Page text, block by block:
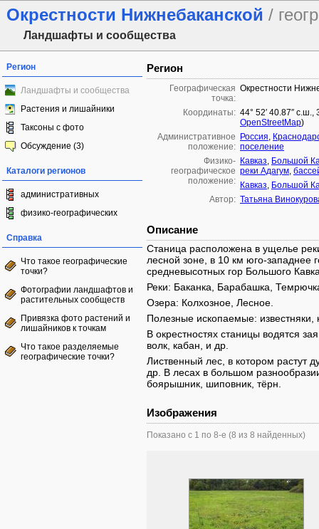
Окрестности Нижнебаканской /
Ландшафты и сообщества
Регион
Ландшафты и сообщества
Растения и лишайники
Таксоны с фото
Обсуждение (3)
Каталоги регионов
административных
физико-географических
Справка
Что такое географические
точки?
Фотографии ландшафтов и
растительных сообществ
Привязка фото растений и
лишайников к точкам
Что такое разделяемые
географические точки?
Регион
Географическая
точка:
Окрестности
Координаты: 44° 52′ 40.87″ с.ш.,
OpenStreetMap)
Административное
положение:
Россия,
поселение
Физико-
географическое
положение:
Кавказ, Большой
реки Адагум,
Кавказ, Большой
Автор: Татьяна
Описание
Станица расположена в ущелье
лесной зоне, в 10 км юго-западнее
средневысотных гор Большого
Реки: Баканка, Барабашка,
Озера: Колхозное, Лесное.
Полезные ископаемые: известняки,
В окрестностях станицы водятся
волк, кабан, и др.
Лиственный лес, в котором растут
др. В лесах в большом
боярышник, шиповник, тёрн.
Изображения
Показано с 1 по 8-е (8 из 8 найденных)